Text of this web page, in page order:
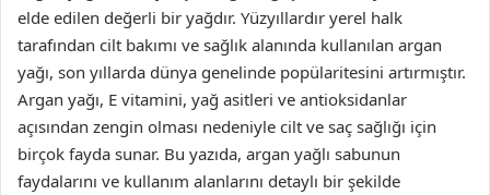
elde edilen değerli bir yağdır. Yüzyıllardır yerel halk
tarafından cilt bakımı ve sağlık alanında kullanılan argan
yağı, son yıllarda dünya genelinde popülaritesini artırmıştır.
Argan yağı, E vitamini, yağ asitleri ve antioksidanlar
açısından zengin olması nedeniyle cilt ve saç sağlığı için
birçok fayda sunar. Bu yazıda, argan yağlı sabunun
faydalarını ve kullanım alanlarını detaylı bir şekilde